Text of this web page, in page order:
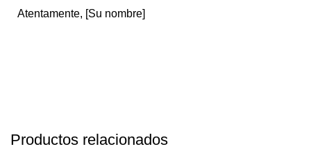
Atentamente, [Su nombre]
Productos relacionados